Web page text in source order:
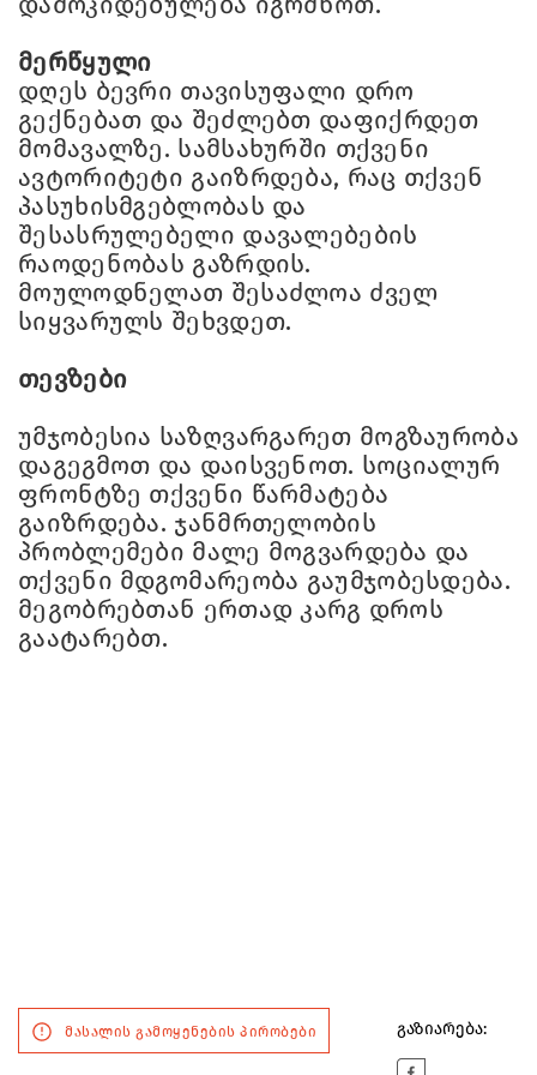
მერწყული
დღეს ბევრი თავისუფალი დრო
გექნებათ და შეძლებთ დაფიქრდეთ
მომავალზე. სამსახურში თქვენი
ავტორიტეტი გაიზრდება, რაც თქვენ
პასუხისმგებლობას და
შესასრულებელი დავალებების
რაოდენობას გაზრდის.
მოულოდნელათ შესაძლოა ძველ
სიყვარულს შეხვდეთ.
თევზები
უმჯობესია საზღვარგარეთ მოგზაურობა
დაგეგმოთ და დაისვენოთ. სოციალურ
ფრონტზე თქვენი წარმატება
გაიზრდება. ჯანმრთელობის
პრობლემები მალე მოგვარდება და
თქვენი მდგომარეობა გაუმჯობესდება.
მეგობრებთან ერთად კარგ დროს
გაატარებთ.
მასალის გამოყენების პირობები გაზიარება: